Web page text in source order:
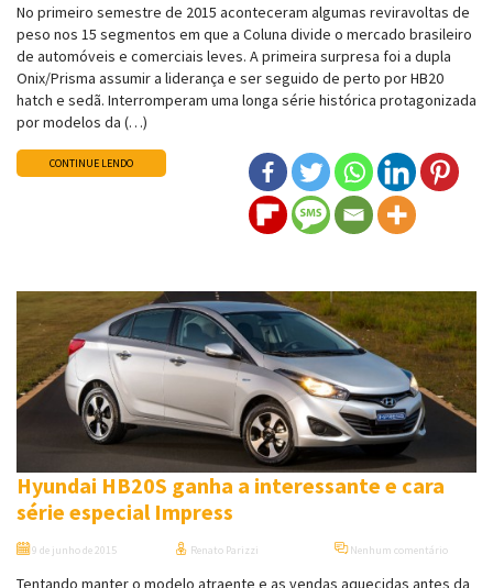
No primeiro semestre de 2015 aconteceram algumas reviravoltas de
peso nos 15 segmentos em que a Coluna divide o mercado brasileiro
de automóveis e comerciais leves. A primeira surpresa foi a dupla
Onix/Prisma assumir a liderança e ser seguido de perto por HB20
hatch e sedã. Interromperam uma longa série histórica protagonizada
por modelos da (…)
CONTINUE LENDO
Hyundai HB20S ganha a interessante e cara
série especial Impress
9 de junho de 2015 Renato Parizzi Nenhum comentário
Tentando manter o modelo atraente e as vendas aquecidas antes da